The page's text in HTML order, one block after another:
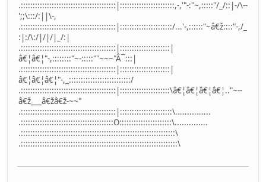
.::::::::::::::::::::::::::::::::::::::::|:::::::::::::::::::::::,-,'"-:"~,:::::"/_/::|-/\--
';;\:::/:||\-,
.::::::::::::::::::::::::::::::::::::::::|::::::::::::::::::::::/...'-,::::::"~â€ž::::"-,/_
:|:/\:/|/|/|_/:|
.::::::::::::::::::::::::::::::::::::::::|:::::::::::::::::::::|
â€¦â€¦"-,::::::::"~-:::::""~~~"Â¯:::|
.::::::::::::::::::::::::::::::::::::::::|:::::::::::::::::::::|
â€¦â€¦â€¦"-,_::::::::::::::::::::::::::/
.::::::::::::::::::::::::::::::::::::::::|:::::::::::::::::::::\â€¦â€¦â€¦â€¦.."~--
â€ž___â€žâ€ž-~~"
.::::::::::::::::::::::::::::::::::::::::|::::::::::::::::::::::\...............
.:::::::::::::::::::::::::::::::::::::::O::::::::::::::::::::::\..............
.:::::::::::::::::::::::::::::::::::::::::::::::::::::::::::::::::\
.::::::::::::::::::::::::::::::::::::::::::::::::::::::::::::::::::\